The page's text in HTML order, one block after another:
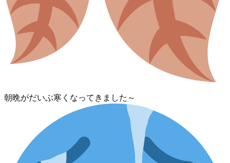
朝晩がだいぶ寒くなってきました～